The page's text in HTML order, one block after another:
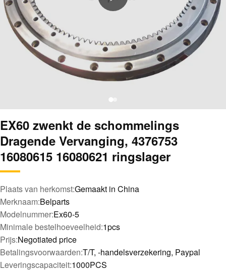
EX60 zwenkt de schommelings
Dragende Vervanging, 4376753
16080615 16080621 ringslager
Plaats van herkomst:Gemaakt in China
Merknaam:Belparts
Modelnummer:Ex60-5
Minimale bestelhoeveelheid:1pcs
Prijs:Negotiated price
Betalingsvoorwaarden:T/T, -handelsverzekering, Paypal
Leveringscapaciteit:1000PCS